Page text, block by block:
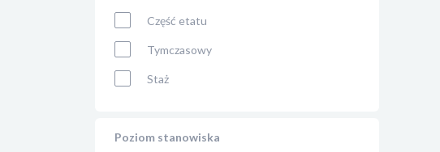
Część etatu
Tymczasowy
Staż
Poziom stanowiska